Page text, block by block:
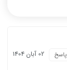
02 آبان 1404 پاسخ